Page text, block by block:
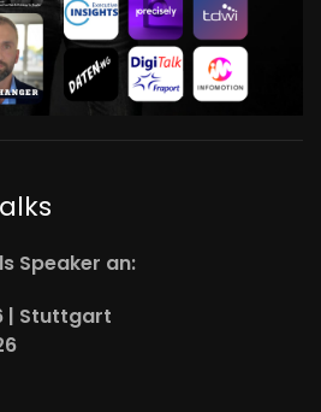
Speaker an:
| Stuttgart